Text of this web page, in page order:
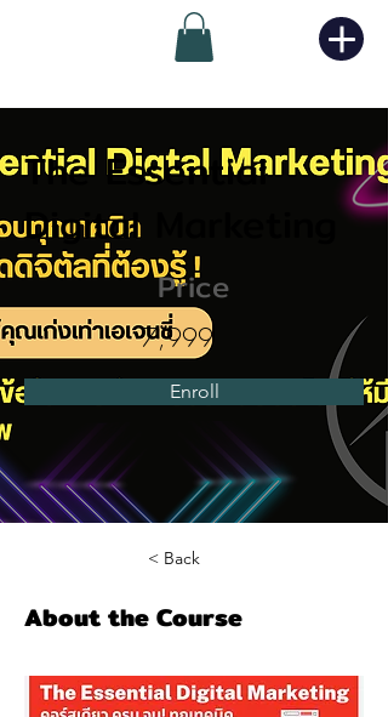
The Essential
Digital Marketing
Price
7,999
Enroll
< Back
About the Course